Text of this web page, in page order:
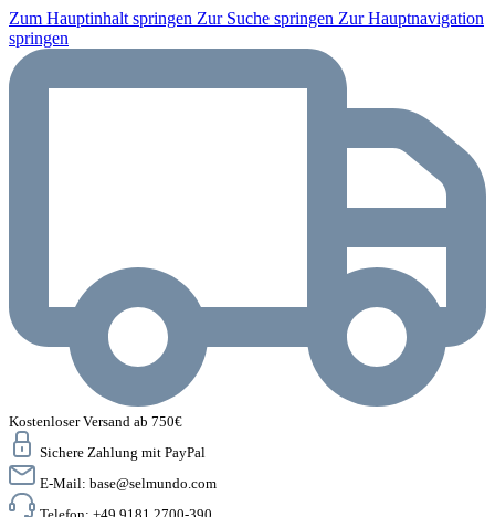
Zum Hauptinhalt springen Zur Suche springen Zur Hauptnavigation
springen
Kostenloser Versand ab 750€
Sichere Zahlung mit PayPal
E-Mail: base@selmundo.com